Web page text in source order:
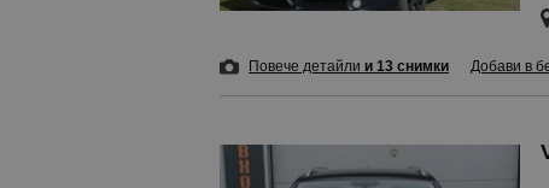
Повече детайли и 13 снимки Добави в